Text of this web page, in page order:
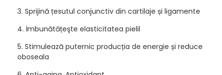
3. Sprijină țesutul conjunctiv din cartilaje și ligamente
4. İmbunătățeşte elasticitatea pielil
5. Stimulează puternic producția de energie și reduce
oboseala